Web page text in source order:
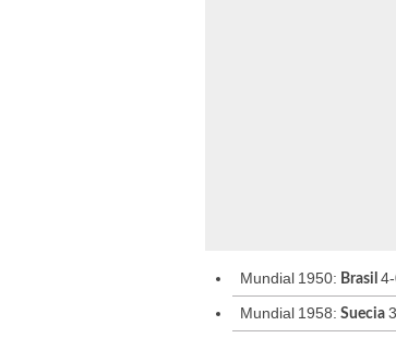
Mundial 1950: Brasil
Mundial 1958: Suecia